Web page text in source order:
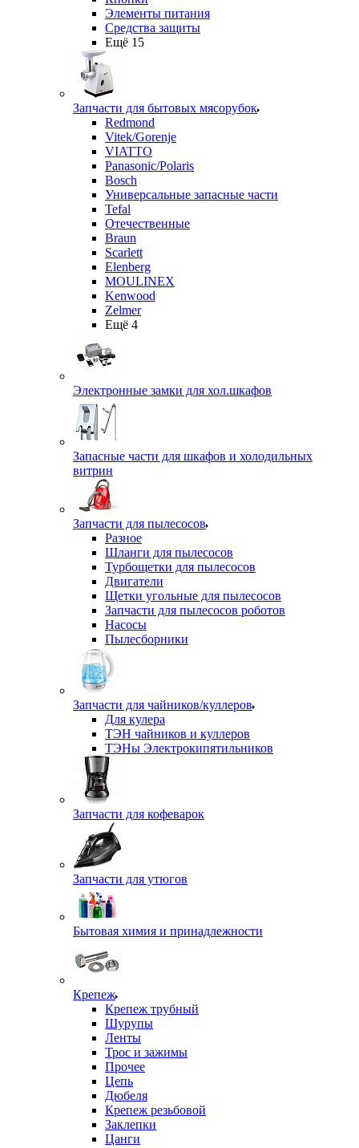
Элементы питания
Средства защиты
Ещё 15
Запчасти для бытовых мясорубок
Redmond
Vitek/Gorenje
VIATTO
Panasonic/Polaris
Bosch
Универсальные запасные части
Tefal
Отечественные
Braun
Scarlett
Elenberg
MOULINEX
Kenwood
Zelmer
Ещё 4
Электронные замки для хол.шкафов
Запасные части для шкафов и холодильных
витрин
Запчасти для пылесосов
Разное
Шланги для пылесосов
Турбощетки для пылесосов
Двигатели
Щетки угольные для пылесосов
Запчасти для пылесосов роботов
Насосы
Пылесборники
Запчасти для чайников/куллеров
Для кулера
ТЭН чайников и куллеров
ТЭНы Электрокипятильников
Запчасти для кофеварок
Запчасти для утюгов
Бытовая химия и принадлежности
Крепеж
Крепеж трубный
Шурупы
Ленты
Трос и зажимы
Прочее
Цепь
Дюбеля
Крепеж резьбовой
Заклепки
Цанги